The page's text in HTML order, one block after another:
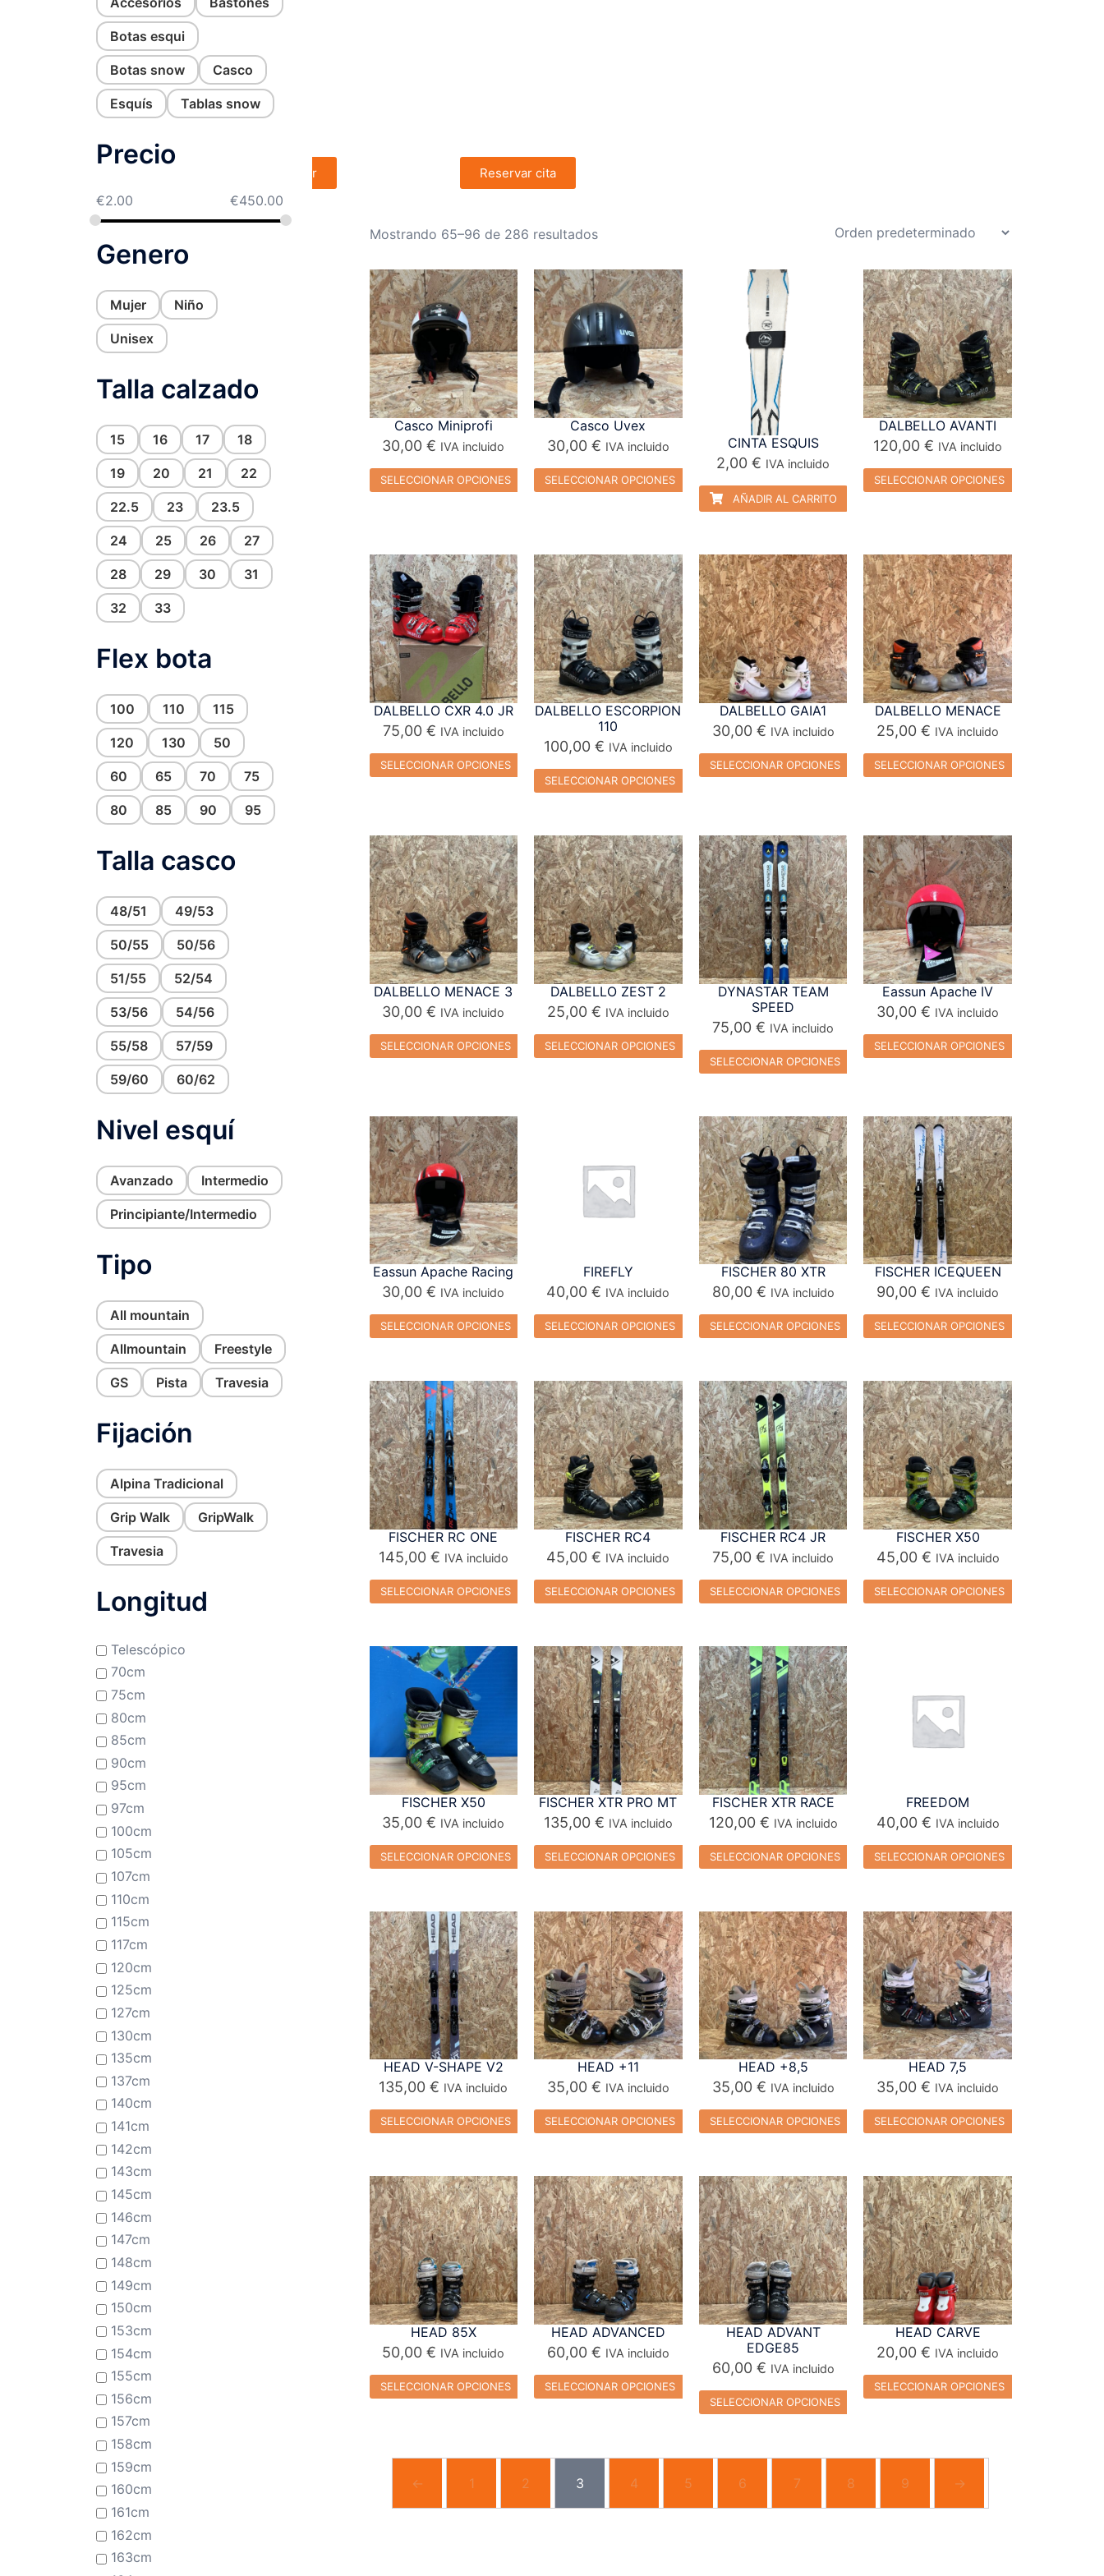
📦 Envíos rápidos y seguros:
Entregas en 48/72h en toda España.
* Ten en cuenta que el producto recibido puede no coincidir exactamente con la foto
mostrada, pero el modelo, estado y calidad son los mismos
Contactar Reservar cita
Mostrando 65–96 de 286 resultados
Casco Miniprofi
30,00€ IVA incluido
SELECCIONAR OPCIONES
Casco Uvex
30,00 € IVA incluido
SELECCIONAR OPCIONES
CINTA ESQUIS
2,00€ IVA incluido
AÑADIR AL CARRITO
DALBELLO AVANTI
120,00€ IVA incluido
SELECCIONAR OPCIONES
DALBELLO CXR 4.0 JR
75,00 € IVA incluido
SELECCIONAR OPCIONES
DALBELLO ESCORPION
110
100,00 € IVA incluido
SELECCIONAR OPCIONES
DALBELLO GAIA1
30,00 € IVA incluido
SELECCIONAR OPCIONES
DALBELLO MENACE
25,00€ IVA incluido
SELECCIONAR OPCIONES
DALBELLO MENACE 3
30,00€ IVA incluido
SELECCIONAR OPCIONES
DALBELLO ZEST 2
25,00 € IVA incluido
SELECCIONAR OPCIONES
DYNASTAR TEAM
SPEED
75,00€ IVA incluido
SELECCIONAR OPCIONES
Eassun Apache IV
30,00€ IVA incluido
SELECCIONAR OPCIONES
Eassun Apache Racing
30,00€ IVA incluido
SELECCIONAR OPCIONES
FIREFLY
40,00€ IVA incluido
SELECCIONAR OPCIONES
FISCHER 80 XTR
80,00 € IVA incluido
SELECCIONAR OPCIONES
FISCHER ICEQUEEN
90,00€ IVA incluido
SELECCIONAR OPCIONES
FISCHER RC ONE
145,00 € IVA incluido
SELECCIONAR OPCIONES
FISCHER RC4
45,00€ IVA incluido
SELECCIONAR OPCIONES
FISCHER RC4 JR
75,00€ IVA incluido
SELECCIONAR OPCIONES
FISCHER X50
45,00 € IVA incluido
SELECCIONAR OPCIONES
FISCHER X50
35,00€ IVA incluido
SELECCIONAR OPCIONES
FISCHER XTR PRO MT
135,00 € IVA incluido
SELECCIONAR OPCIONES
FISCHER XTR RACE
120,00 € IVA incluido
SELECCIONAR OPCIONES
FREEDOM
40,00 € IVA incluido
SELECCIONAR OPCIONES
HEAD V-SHAPE V2
135,00€ IVA incluido
SELECCIONAR OPCIONES
HEAD +11
35,00 € IVA incluido
SELECCIONAR OPCIONES
HEAD +8,5
35,00 € IVA incluido
SELECCIONAR OPCIONES
HEAD 7,5
35,00€ IVA incluido
SELECCIONAR OPCIONES
HEAD 85X
50,00€ IVA incluido
SELECCIONAR OPCIONES
HEAD ADVANCED
60,00 € IVA incluido
SELECCIONAR OPCIONES
HEAD ADVANT
EDGE85
60,00 € IVA incluido
SELECCIONAR OPCIONES
HEAD CARVE
20,00€ IVA incluido
SELECCIONAR OPCIONES
← 1 2 3 4 5 6 7 8 9 →
Botas esqui
Botas snow Casco
Esquís Tablas snow
Precio
€2.00 €450.00
Genero
Mujer Niño
Unisex
Talla calzado
15 16 17 18
19 20 21 22
22.5 23 23.5
24 25 26 27
28 29 30 31
32 33
Flex bota
100 110 115
120 130 50
60 65 70 75
80 85 90 95
Talla casco
48/51 49/53
50/55 50/56
51/55 52/54
53/56 54/56
55/58 57/59
59/60 60/62
Nivel esquí
Avanzado Intermedio
Principiante/Intermedio
Tipo
All mountain
Allmountain Freestyle
GS Pista Travesia
Fijación
Alpina Tradicional
Grip Walk GripWalk
Travesia
Longitud
Telescópico
70cm
75cm
80cm
85cm
90cm
95cm
97cm
100cm
105cm
107cm
110cm
115cm
117cm
120cm
125cm
127cm
130cm
135cm
137cm
140cm
141cm
142cm
143cm
145cm
146cm
147cm
148cm
149cm
150cm
153cm
154cm
155cm
156cm
157cm
158cm
159cm
160cm
161cm
162cm
163cm